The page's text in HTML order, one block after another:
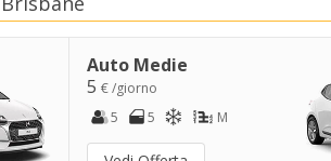
Auto Medie
5€ /giorno
5
5 M